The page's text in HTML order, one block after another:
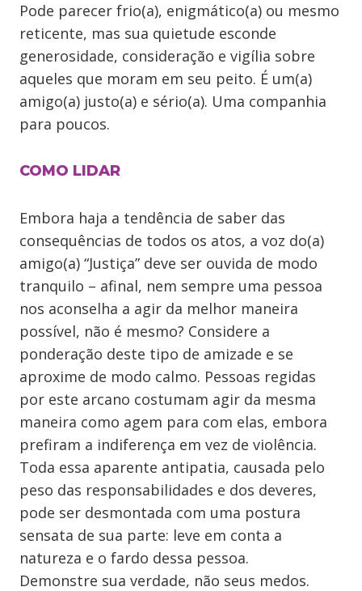
Pode parecer frio(a), enigmático(a) ou mesmo
reticente, mas sua quietude esconde
generosidade, consideração e vigília sobre
aqueles que moram em seu peito. É um(a)
amigo(a) justo(a) e sério(a). Uma companhia
para poucos.
COMO LIDAR
Embora haja a tendência de saber das
consequências de todos os atos, a voz do(a)
amigo(a) “Justiça” deve ser ouvida de modo
tranquilo – afinal, nem sempre uma pessoa
nos aconselha a agir da melhor maneira
possível, não é mesmo? Considere a
ponderação deste tipo de amizade e se
aproxime de modo calmo. Pessoas regidas
por este arcano costumam agir da mesma
maneira como agem para com elas, embora
prefiram a indiferença em vez de violência.
Toda essa aparente antipatia, causada pelo
peso das responsabilidades e dos deveres,
pode ser desmontada com uma postura
sensata de sua parte: leve em conta a
natureza e o fardo dessa pessoa.
Demonstre sua verdade, não seus medos.